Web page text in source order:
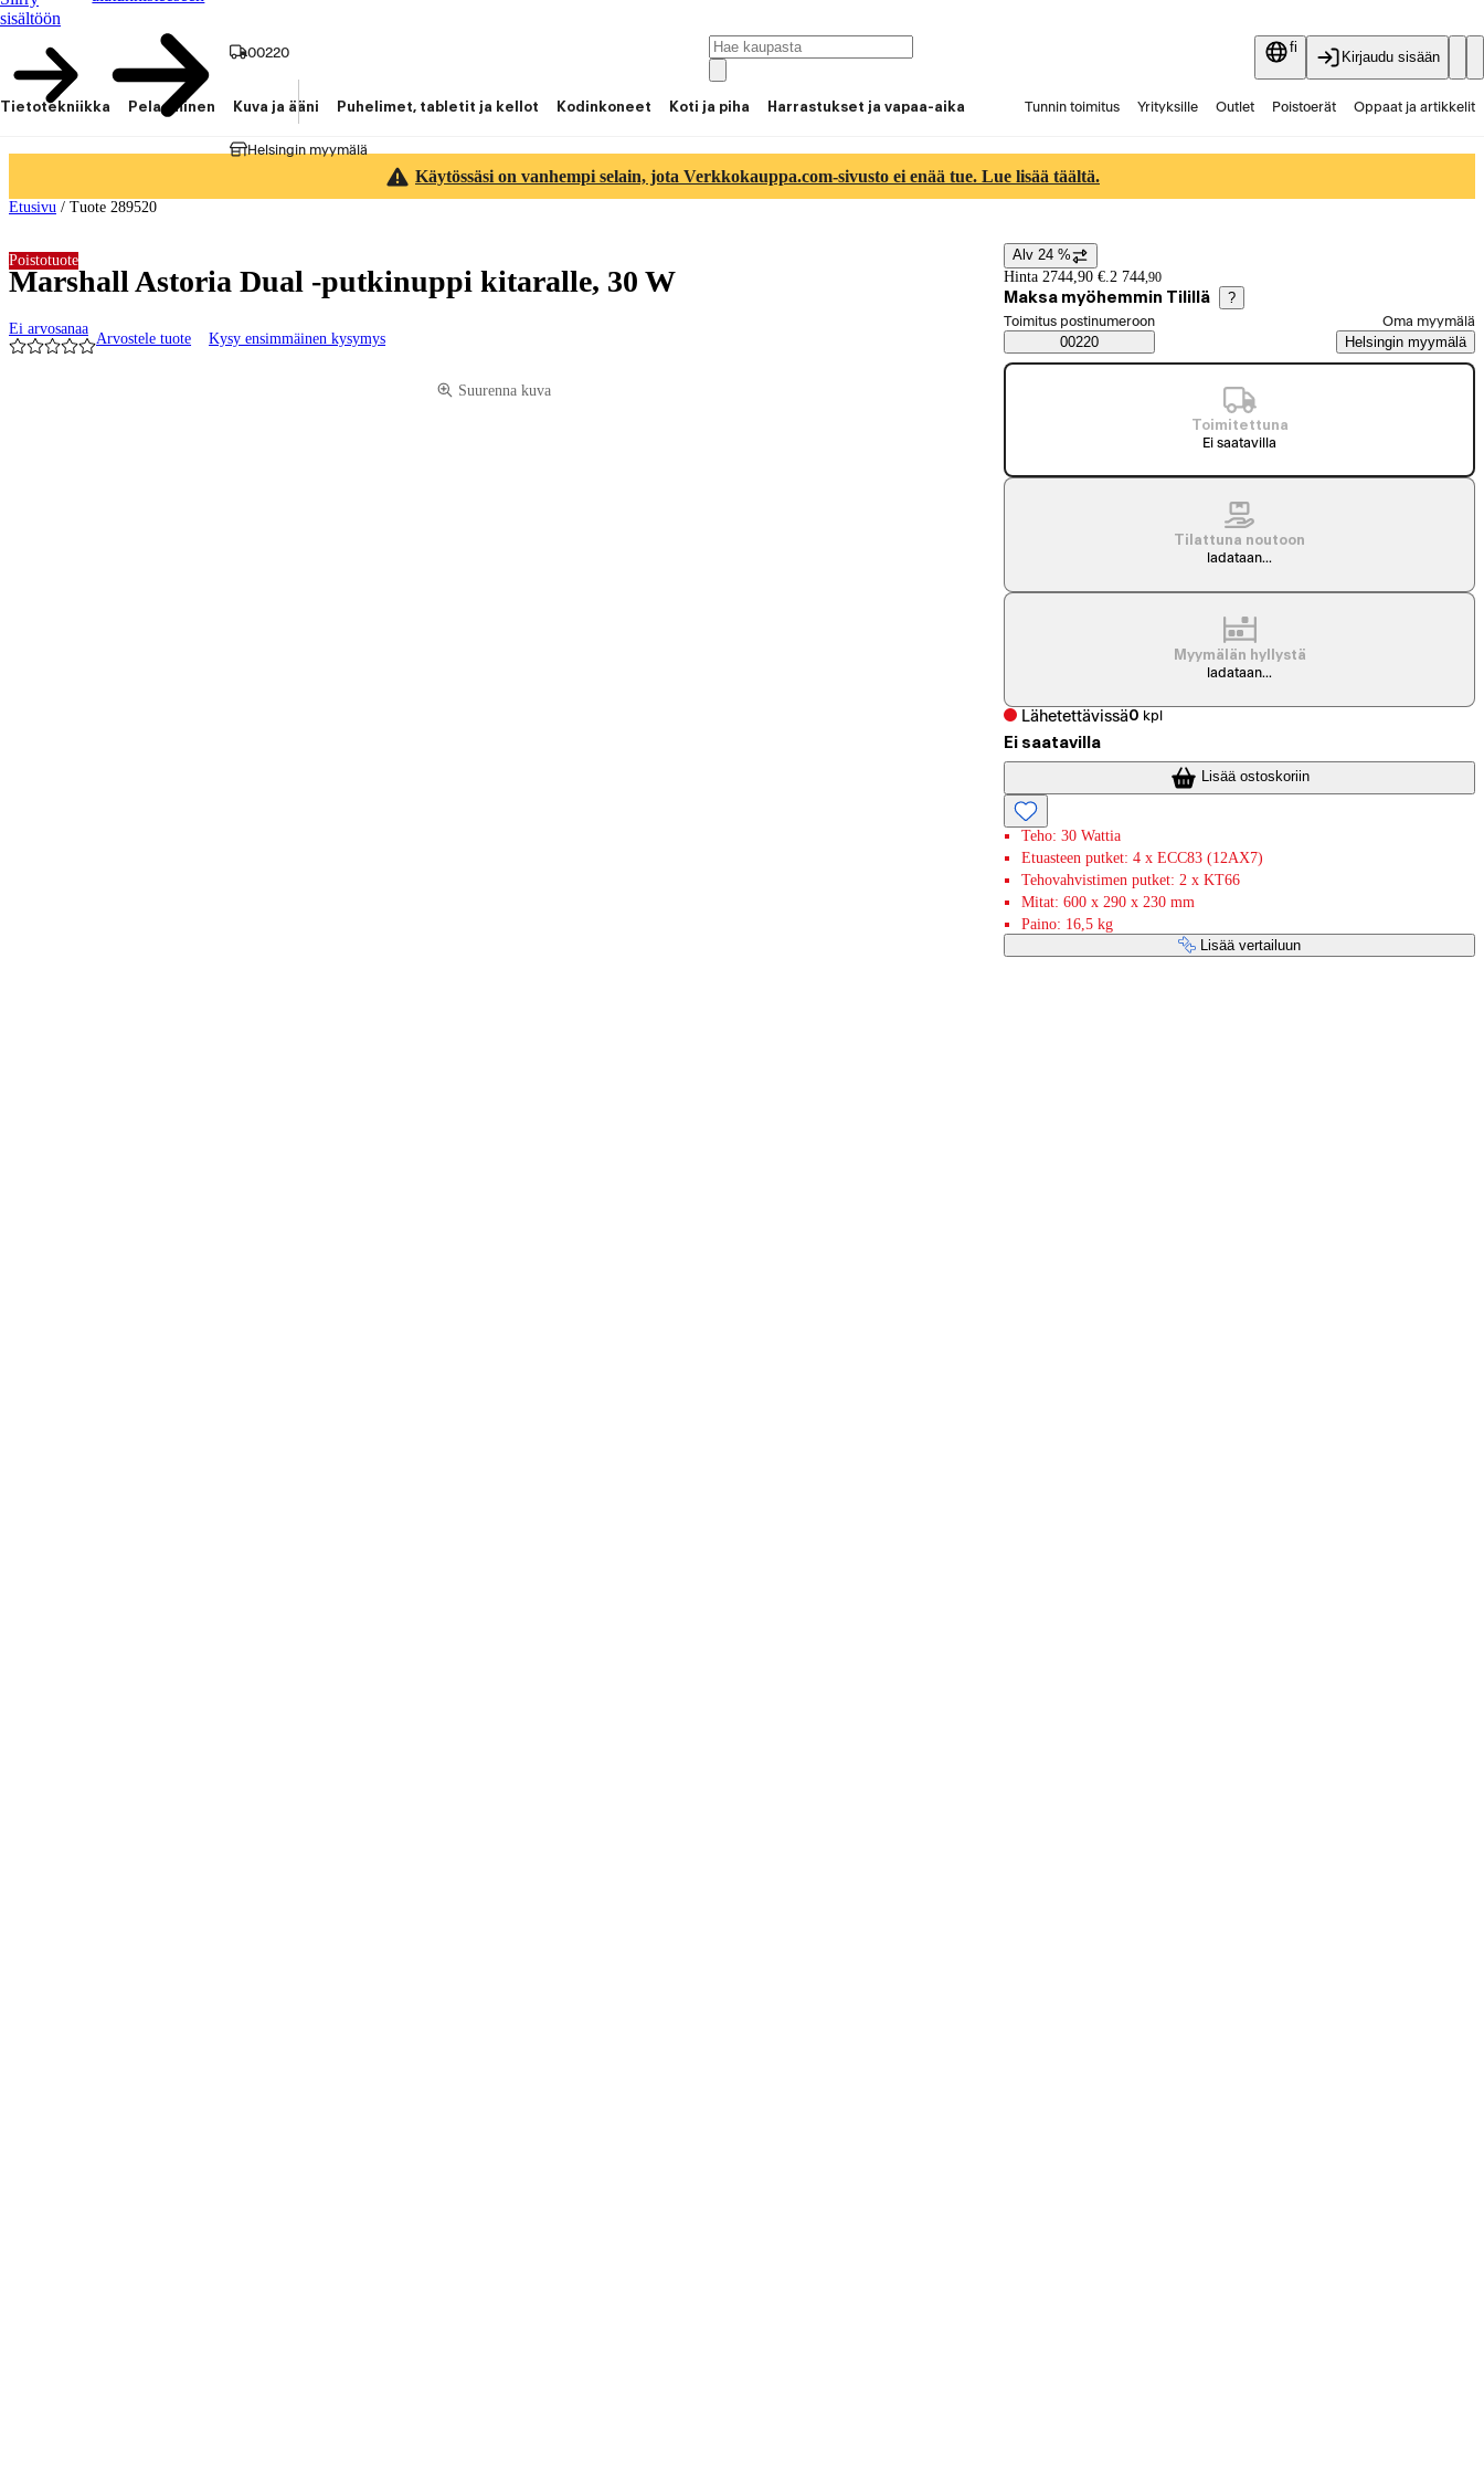
sisältöön
00220
Helsingin myymälä
fi
Kirjaudu sisään
Tietotekniikka Pelaaminen Kuva ja ääni Puhelimet, tabletit ja kellot Kodinkoneet Koti ja piha Harrastukset ja vapaa-aika Tunnin toimitus Yrityksille Outlet Poistoerät Oppaat ja artikkelit
Käytössäsi on vanhempi selain, jota Verkkokauppa.com-sivusto ei enää tue. Lue lisää täältä.
Etusivu / Tuote 289520
Marshall Astoria Dual -putkinuppi kitaralle, 30 W
Ei arvosanaa
Arvostele tuote Kysy ensimmäinen kysymys
Poistotuote
Suurenna kuva
Hintatiedot
Alv 24 %
Hinta 2744,90 €. 2 744,90
Maksa myöhemmin Tilillä ?
Saatavuustiedot
Valitse tilaustapa
Toimitus postinumeroon
00220
Oma myymälä
Helsingin myymälä
Toimitettuna
Ei saatavilla
Tilattuna noutoon
ladataan...
Myymälän hyllystä
ladataan...
Lähetettävissä0 kpl
Ei saatavilla
Lisää ostoskoriin
Teho: 30 Wattia
Etuasteen putket: 4 x ECC83 (12AX7)
Tehovahvistimen putket: 2 x KT66
Mitat: 600 x 290 x 230 mm
Paino: 16,5 kg
Lisää vertailuun